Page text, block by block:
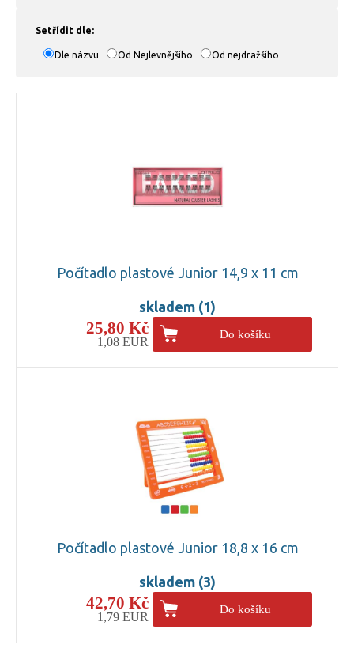
Setřídit dle:
Dle názvu Od Nejlevnějšího Od nejdražšího
Počítadlo plastové Junior 14,9 x 11 cm
skladem (1)
25,80 Kč
1,08 EUR
Do košíku
Počítadlo plastové Junior 18,8 x 16 cm
skladem (3)
42,70 Kč
1,79 EUR
Do košíku